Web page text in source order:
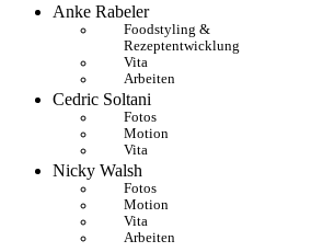
Anke Rabeler
Foodstyling &
Rezeptentwicklung
Vita
Arbeiten
Cedric Soltani
Fotos
Motion
Vita
Nicky Walsh
Fotos
Motion
Vita
Arbeiten